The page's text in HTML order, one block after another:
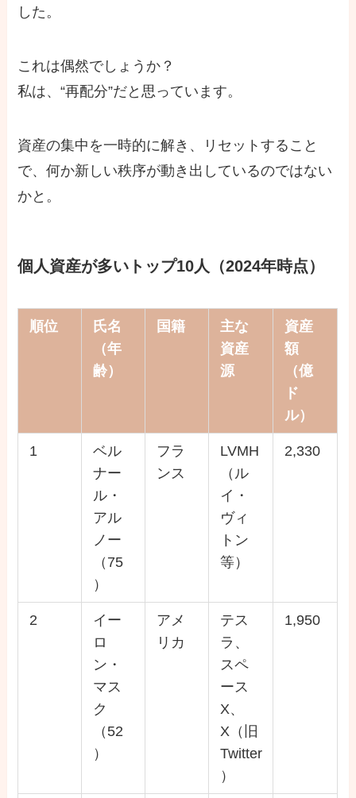
した。
これは偶然でしょうか？
私は、“再配分”だと思っています。
資産の集中を一時的に解き、リセットすること
で、何か新しい秩序が動き出しているのではない
かと。
個人資産が多いトップ10人（2024年時点）
順位
氏名
（年
齢）
国籍
主な
資産
源
資産
額
（億
ド
ル）
1
ベル
ナー
ル・
アル
ノー
（75
）
フラ
ンス
LVMH
（ル
イ・
ヴィ
トン
等）
2,330
2
イー
ロ
ン・
マス
ク
（52
）
アメ
リカ
テス
ラ、
スペ
ース
X、
X（旧
Twitter
）
1,950